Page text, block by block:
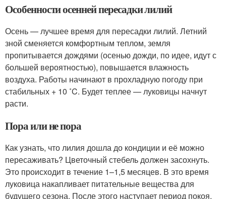
Особенности осенней пересадки лилий
Осень — лучшее время для пересадки лилий. Летний
зной сменяется комфортным теплом, земля
пропитывается дождями (осенью дожди, по идее, идут с
большей вероятностью), повышается влажность
воздуха. Работы начинают в прохладную погоду при
стабильных + 10 ˚C. Будет теплее — луковицы начнут
расти.
Пора или не пора
Как узнать, что лилия дошла до кондиции и её можно
пересаживать? Цветочный стебель должен засохнуть.
Это происходит в течение 1–1,5 месяцев. В это время
луковица накапливает питательные вещества для
будущего сезона. После этого наступает период покоя,